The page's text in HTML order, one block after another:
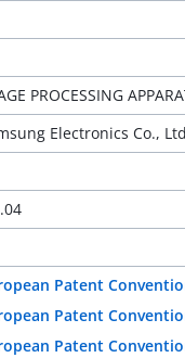
PROCESSING
Electronics Co.,
Patent
Patent
Patent